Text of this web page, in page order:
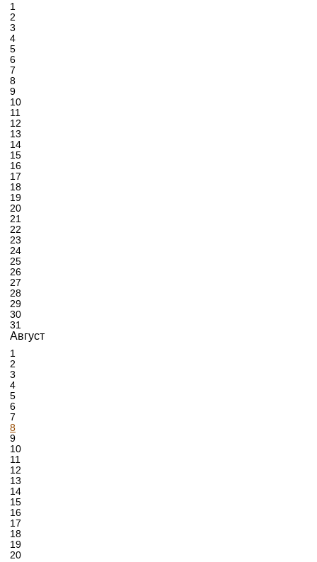
1
2
3
4
5
6
7
8
9
10
11
12
13
14
15
16
17
18
19
20
21
22
23
24
25
26
27
28
29
30
31
Август
1
2
3
4
5
6
7
8
9
10
11
12
13
14
15
16
17
18
19
20